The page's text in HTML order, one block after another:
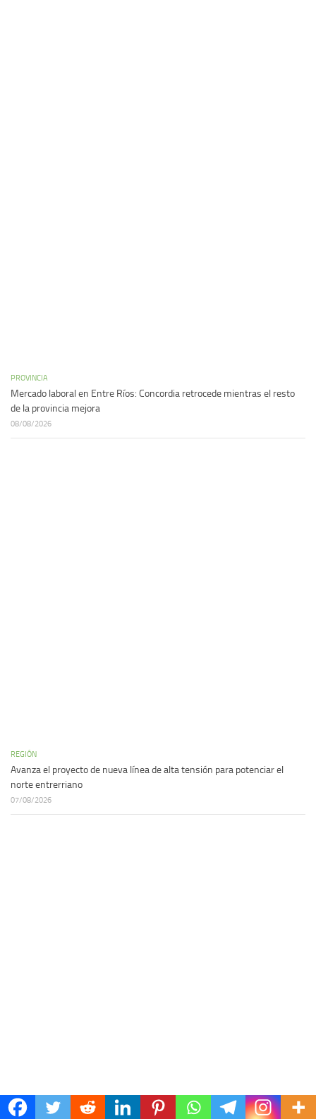
PROVINCIA
Mercado laboral en Entre Ríos: Concordia retrocede mientras el resto
de la provincia mejora
08/08/2026
REGIÓN
Avanza el proyecto de nueva línea de alta tensión para potenciar el
norte entrerriano
07/08/2026